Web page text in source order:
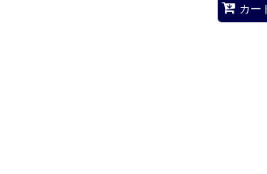
カー